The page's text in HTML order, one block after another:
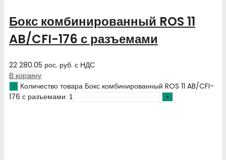
Бокс комбинированный ROS 11
AB/CFI-176 с разъемами
22 280.05 рос. руб. с НДС
В корзину
Количество товара Бокс комбинированный ROS 11 AB/CFI-
176 с разъемами